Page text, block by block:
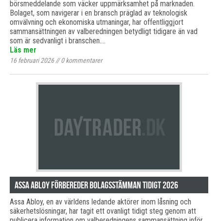
börsmeddelande som väcker uppmärksamhet på marknaden.
Bolaget, som navigerar i en bransch präglad av teknologisk
omvälvning och ekonomiska utmaningar, har offentliggjort
sammansättningen av valberedningen betydligt tidigare än vad
som är sedvanligt i branschen.…
Läs mer
16 februari 2026//0kommentarer
Assa Abloy förbereder bolagsstämman tidigt 2026
Assa Abloy, en av världens ledande aktörer inom låsning och
säkerhetslösningar, har tagit ett ovanligt tidigt steg genom att